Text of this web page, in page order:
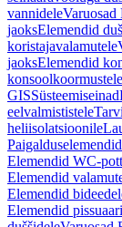
vannideleVaruosad
jaoksElemendid
koristajavalamutele
jaoksElemendid
GISSüsteemiseinad
eelvalmististele
heliisolatsioonile
Elemendid WC-
Elemendid
Elemendid
Elemendid